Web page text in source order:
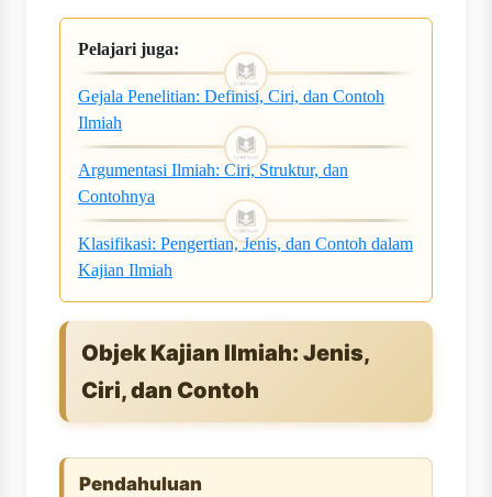
Pelajari juga:
Gejala Penelitian: Definisi, Ciri, dan Contoh
Ilmiah
Argumentasi Ilmiah: Ciri, Struktur, dan
Contohnya
Klasifikasi: Pengertian, Jenis, dan Contoh dalam
Kajian Ilmiah
Objek Kajian Ilmiah: Jenis,
Ciri, dan Contoh
Pendahuluan